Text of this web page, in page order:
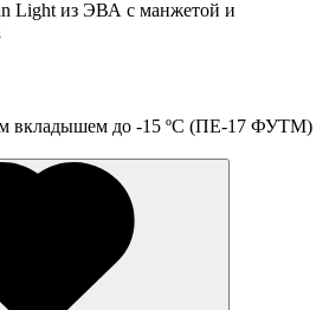
вкладышем до -15 ºС (ПЕ-17 ФУТМ)